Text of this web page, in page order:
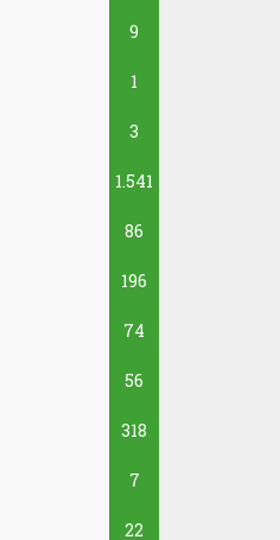
9
1
3
1.541
86
196
74
56
318
7
22